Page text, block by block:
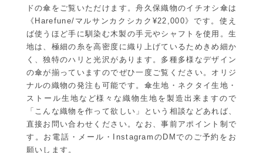
ドの傘をご覧いただけます。舟久保織物のイチオシ傘は
《Harefune/マルサンカクシカク¥22,000》です。使え
ば使うほど手に馴染む木製の手元やシャフトを使用。生
地は、極細の糸を高密度に織り上げているためきめ細か
く、独特のハリと光沢があります。多種多様なデザイン
の傘が揃っていますのでぜひ一度ご覧ください。オリジ
ナルの織物の発注も可能です。傘生地・ネクタイ生地・
ストール生地など様々な織物生地を製造出来ますので
「こんな織物を作って欲しい」という相談などあれば、
直接お問い合わせください。なお、事前アポイント制で
す。お電話・メール・InstagramのDMでのご予約をお
願いします。